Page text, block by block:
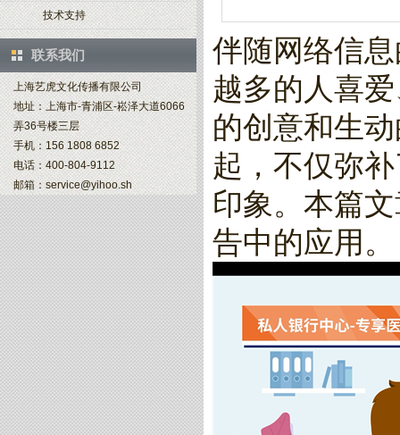
技术支持
联系我们
上海艺虎文化传播有限公司
地址：上海市-青浦区-崧泽大道6066
弄36号楼三层
手机：156 1808 6852
电话：400-804-9112
邮箱：service@yihoo.sh
伴随网络信
越多的人喜
的创意和生
起，不仅弥
印象。本篇
告中的应用。